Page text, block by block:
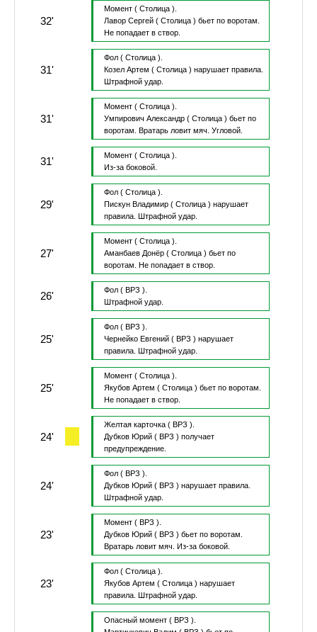
32'
Момент ( Столица ).
Лавор Сергей( Столица ) бьет по воротам.
Не попадает в створ.
31'
Фол ( Столица ).
Козел Артем ( Столица ) нарушает правила.
Штрафной удар.
31'
Момент ( Столица ).
Умпирович Александр( Столица ) бьет по
воротам.
Вратарь ловит мяч. Угловой.
31' Момент ( Столица ).
Из-за боковой.
29'
Фол ( Столица ).
Пискун Владимир( Столица ) нарушает
правила.
Штрафной удар.
27'
Момент ( Столица ).
Аманбаев Донёр( Столица ) бьет по
воротам.
Не попадает в створ.
26' Фол ( ВРЗ ).
Штрафной удар.
25'
Фол ( ВРЗ ).
Чернейко Евгений( ВРЗ ) нарушает
правила.
Штрафной удар.
25'
Момент ( Столица ).
Якубов Артем ( Столица ) бьет по воротам.
Не попадает в створ.
24'
Желтая карточка ( ВРЗ ).
Дубков Юрий( ВРЗ ) получает
предупреждение.
24'
Фол ( ВРЗ ).
Дубков Юрий( ВРЗ ) нарушает правила.
Штрафной удар.
23'
Момент ( ВРЗ ).
Дубков Юрий( ВРЗ ) бьет по воротам.
Вратарь ловит мяч.
Из-за боковой.
23'
Фол ( Столица ).
Якубов Артем ( Столица ) нарушает
правила.
Штрафной удар.
Опасный момент ( ВРЗ ).